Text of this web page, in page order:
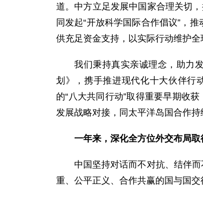
道。中方立足发展中国家合理关切
同发起“开放科学国际合作倡议”，
供充足资金支持，以实际行动维护全
我们秉持真实亲诚理念，助力
划》，携手推进现代化十大伙伴行
的“八大共同行动”取得重要早期收
发展战略对接，同太平洋岛国合作持
一年来，深化全方位外交布局
中国坚持对话而不对抗、结伴
重、公平正义、合作共赢的国与国交